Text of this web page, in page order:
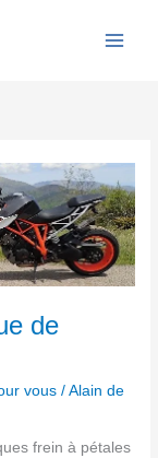
de
vous /Alain de
frein à pétales